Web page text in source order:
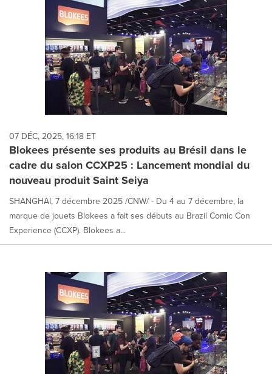
07 DÉC, 2025, 16:18 ET
Blokees présente ses produits au Brésil dans le
cadre du salon CCXP25 : Lancement mondial du
nouveau produit Saint Seiya
SHANGHAI, 7 décembre 2025 /CNW/ - Du 4 au 7 décembre, la
marque de jouets Blokees a fait ses débuts au Brazil Comic Con
Experience (CCXP). Blokees a...